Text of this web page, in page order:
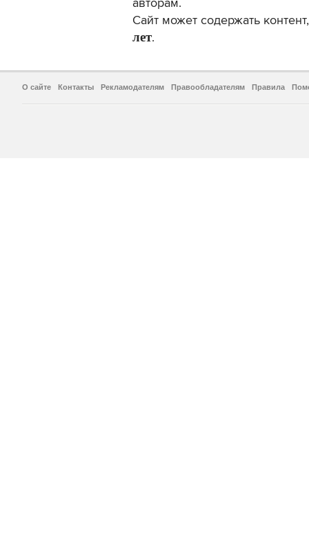
авторам.
Сайт может содержать
лет.
О сайте Контакты Рекламодателям Правообладателям Правила